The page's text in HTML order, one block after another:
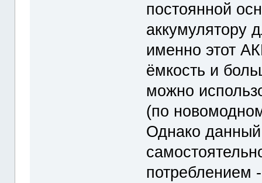
постоянной
аккумулятору
именно этот
ёмкость и
можно
(по
Однако
потреблением